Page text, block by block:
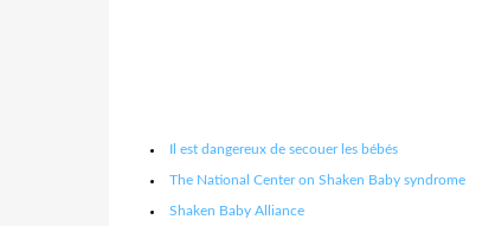
Il est dangereux de secouer les bébés
The National Center on Shaken Baby syndrome
Shaken Baby Alliance